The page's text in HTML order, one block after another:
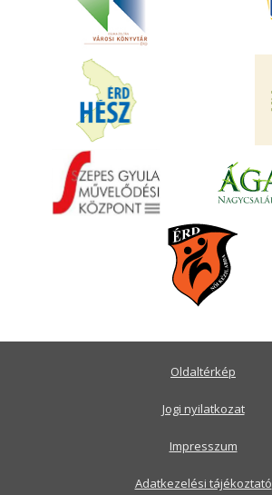
Oldaltérkép
Jogi nyilatkozat
Impresszum
Adatkezelési tájékoztató